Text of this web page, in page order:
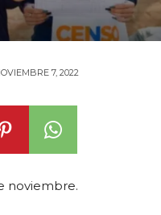
7, 2022
noviembre.